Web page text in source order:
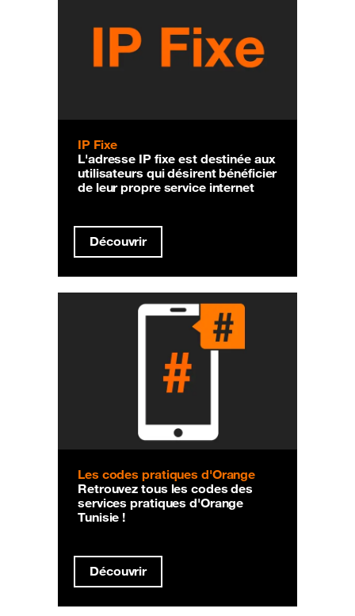
IP Fixe
L'adresse IP fixe est destinée aux
utilisateurs qui désirent bénéficier
de leur propre service internet
Découvrir
Les codes pratiques d'Orange
Retrouvez tous les codes des
services pratiques d'Orange
Tunisie !
Découvrir